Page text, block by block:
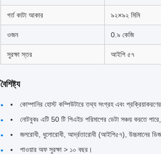
গর্ত কাটা আকার ৯২×৯২ মিমি
ওজন 0.৯ কেজি
সুরক্ষা স্তর আইপি ৫৭
বৈশিষ্ট্য
কোম্পানির হোস্ট কম্পিউটারে তথ্য সংগ্রহ এবং
নোটবুকঃ এটি 50 টি পিএইচ পরিমাপের ডেটা সঞ্চয় করতে
জলরোধী, ধুলোরোধী, আর্দ্রতারোধী (আইপি৫৭), উচ্চমানের
পাওয়ার অফ সুরক্ষা > ১০ বছর।